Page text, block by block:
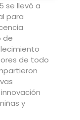
se llevó a
para
de
de todo
y